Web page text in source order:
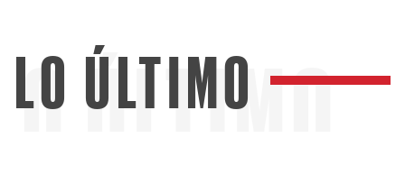
ÚLTIMO
LO ÚLTIMO